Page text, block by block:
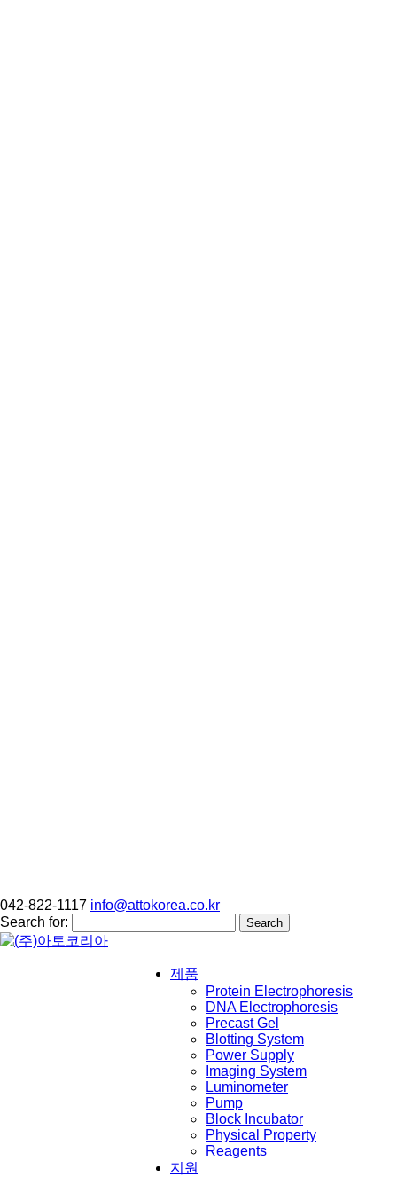
042-822-1117 info@attokorea.co.kr
Search for:
제품
Protein Electrophoresis
DNA Electrophoresis
Precast Gel
Blotting System
Power Supply
Imaging System
Luminometer
Pump
Block Incubator
Physical Property
Reagents
지원